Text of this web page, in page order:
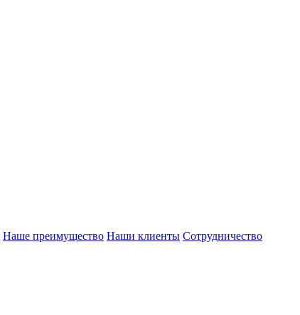
Наше преимущество Наши клиенты Сотрудничество